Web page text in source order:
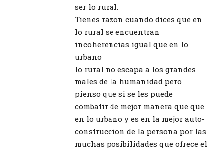
ser lo rural.
Tienes razon cuando dices que en
lo rural se encuentran
incoherencias igual que en lo
urbano
lo rural no escapa a los grandes
males de la humanidad pero
pienso que si se les puede
combatir de mejor manera que que
en lo urbano y es en la mejor auto-
construccion de la persona por las
muchas posibilidades que ofrece el